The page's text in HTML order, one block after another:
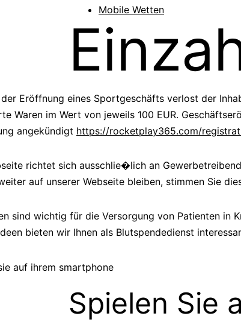
Mobile Wetten
Eröffnung eines Sportgeschäfts verlost der
Waren im Wert von jeweils 100 EUR.
angekündigt https://rocketplay365.com/
richtet sich ausschlie�lich an
auf unserer Webseite bleiben, stimmen Sie
sind wichtig für die Versorgung von Patienten in
bieten wir Ihnen als Blutspendedienst
Spielen Sie